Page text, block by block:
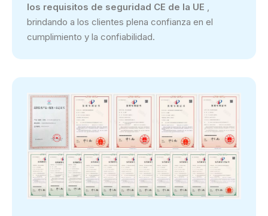
los requisitos de seguridad CE de la UE
brindando a los clientes plena confianza en el
cumplimiento y la confiabilidad.